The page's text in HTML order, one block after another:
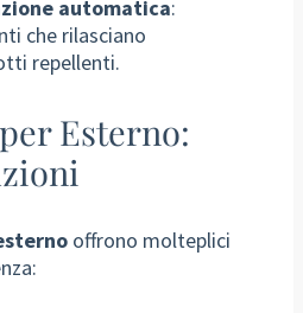
automatica:
che rilasciano
repellenti.
Esterno:
offrono molteplici